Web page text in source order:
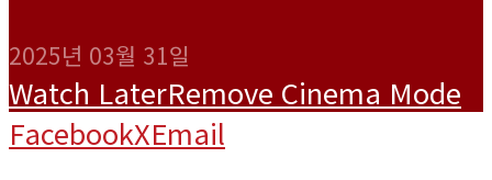
2025년 03월 31일
Watch LaterRemove Cinema Mode
FacebookXEmail